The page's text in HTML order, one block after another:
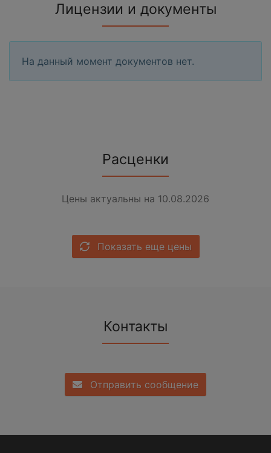
Лицензии и документы
На данный момент документов нет.
Расценки
Цены актуальны на 10.08.2026
Показать еще цены
Контакты
Отправить сообщение